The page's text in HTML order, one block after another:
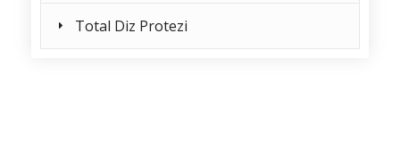
Total Diz Protezi